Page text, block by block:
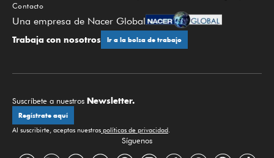
Contacto
Una empresa de Nacer Global
Trabaja con nosotros Ir a la bolsa de trabajo
Suscríbete a nuestros Newsletter.
Regístrate aquí
Al suscribirte, aceptas nuestras políticas de privacidad.
Síguenos